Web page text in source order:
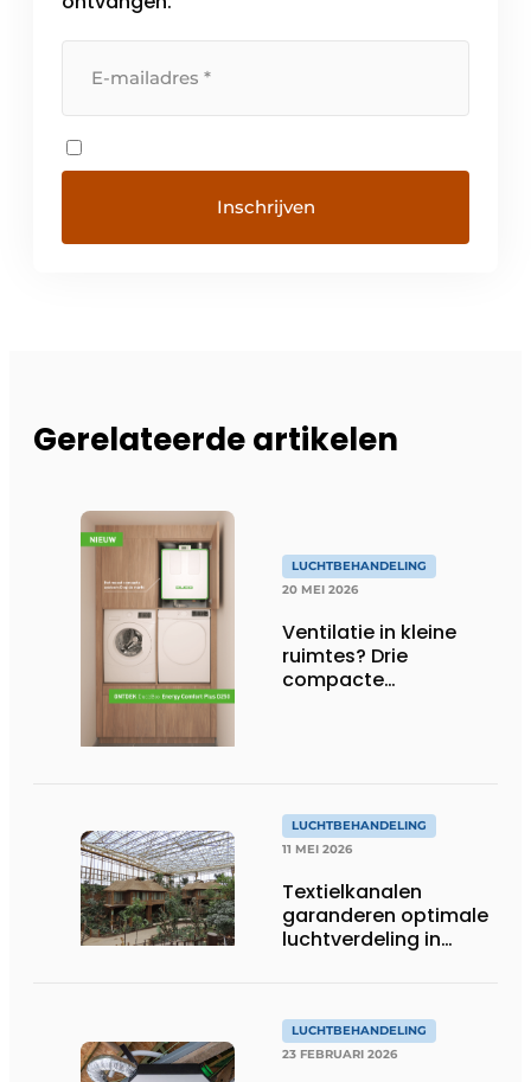
Gerelateerde artikelen
LUCHTBEHANDELING
20 MEI 2026
Ventilatie in kleine
ruimtes? Drie
compacte
LUCHTBEHANDELING
11 MEI 2026
Textielkanalen
garanderen optimale
luchtverdeling in
LUCHTBEHANDELING
23 FEBRUARI 2026